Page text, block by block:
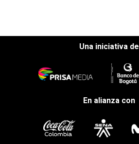
Una iniciativa de
En alianza con